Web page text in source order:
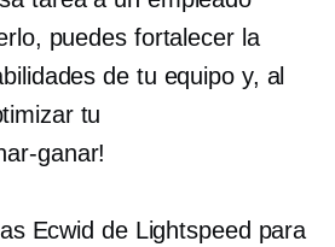
puedes fortalecer la
de tu equipo y, al
tu
ganar!
Ecwid de Lightspeed para